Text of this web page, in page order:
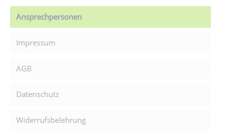
Ansprechpersonen
Impressum
AGB
Datenschutz
Widerrufsbelehrung